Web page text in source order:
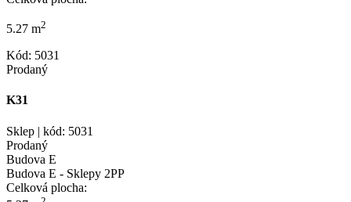
5.27 m2
Kód: 5031
Prodaný
K31
Sklep | kód: 5031
Prodaný
Budova E
Budova E - Sklepy 2PP
Celková plocha: